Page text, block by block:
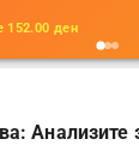
152.00 ден
Анализите